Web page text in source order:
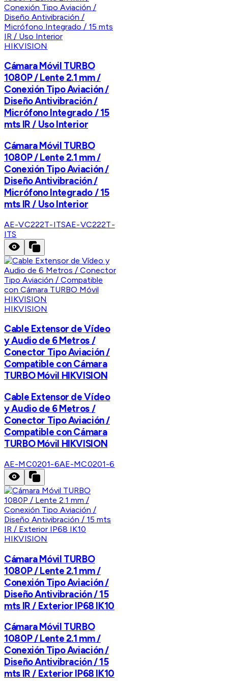
HIKVISION
Cámara Móvil TURBO
1080P / Lente 2.1 mm /
Conexión Tipo Aviación /
Diseño Antivibración /
Micrófono Integrado / 15
mts IR / Uso Interior
Cámara Móvil TURBO
1080P / Lente 2.1 mm /
Conexión Tipo Aviación /
Diseño Antivibración /
Micrófono Integrado / 15
mts IR / Uso Interior
AE-VC222T-ITSAE-VC222T-
ITS
HIKVISION
Cable Extensor de Vídeo
y Audio de 6 Metros /
Conector Tipo Aviación /
Compatible con Cámara
TURBO Móvil HIKVISION
Cable Extensor de Vídeo
y Audio de 6 Metros /
Conector Tipo Aviación /
Compatible con Cámara
TURBO Móvil HIKVISION
AE-MC0201-6AE-MC0201-6
HIKVISION
Cámara Móvil TURBO
1080P / Lente 2.1 mm /
Conexión Tipo Aviación /
Diseño Antivibración / 15
mts IR / Exterior IP68 IK10
Cámara Móvil TURBO
1080P / Lente 2.1 mm /
Conexión Tipo Aviación /
Diseño Antivibración / 15
mts IR / Exterior IP68 IK10